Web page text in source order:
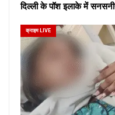
दिल्ली के पॉश इलाके में
क्राइम LIVE